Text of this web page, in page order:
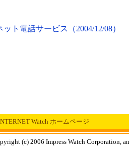
ト電話サービス（2004/12/08）
Watch ホームページ
(c) 2006 Impress Watch Corporation,